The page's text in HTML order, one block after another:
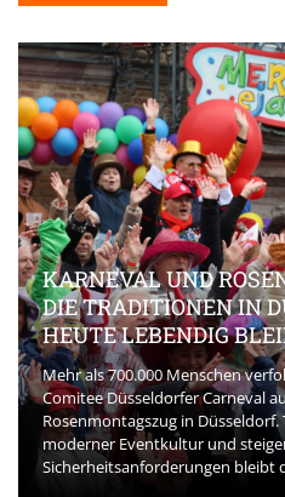
KARNEVAL UND
DIE TRADITIONEN IN
HEUTE LEBENDIG
Mehr als 700.000 Menschen
Comitee Düsseldorfer Carneval
Rosenmontagszug in
moderner Eventkultur und
Sicherheitsanforderungen bleibt